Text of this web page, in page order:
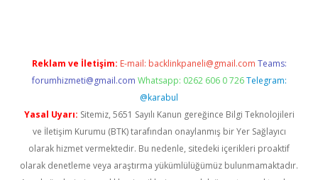
Reklam ve İletişim: E-mail: backlinkpaneli@gmail.com Teams:
forumhizmeti@gmail.com Whatsapp: 0262 606 0 726 Telegram:
@karabul
Yasal Uyarı: Sitemiz, 5651 Sayılı Kanun gereğince Bilgi Teknolojileri
ve İletişim Kurumu (BTK) tarafından onaylanmış bir Yer Sağlayıcı
olarak hizmet vermektedir. Bu nedenle, sitedeki içerikleri proaktif
olarak denetleme veya araştırma yükümlülüğümüz bulunmamaktadır.